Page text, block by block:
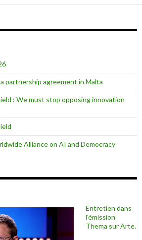
partnership agreement in Malta
: We must stop opposing innovation
Alliance on AI and Democracy
Entretien dans
l'émission
Thema sur Arte.